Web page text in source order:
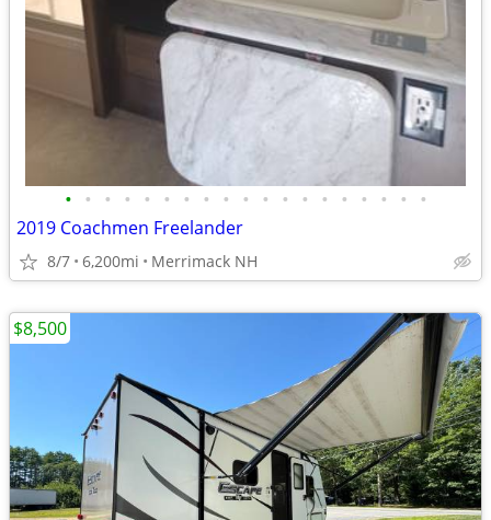
• • • • • • • • • • • • • • • • • • •
2019 Coachmen Freelander
8/7 6,200mi Merrimack NH
$8,500